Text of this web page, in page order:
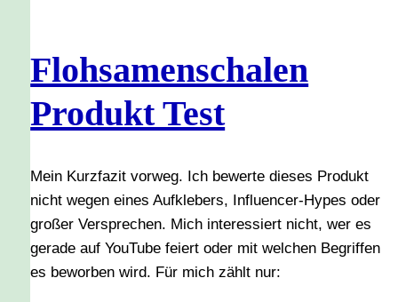
Flohsamenschalen
Produkt Test
Mein Kurzfazit vorweg. Ich bewerte dieses Produkt
nicht wegen eines Aufklebers, Influencer-Hypes oder
großer Versprechen. Mich interessiert nicht, wer es
gerade auf YouTube feiert oder mit welchen Begriffen
es beworben wird. Für mich zählt nur: